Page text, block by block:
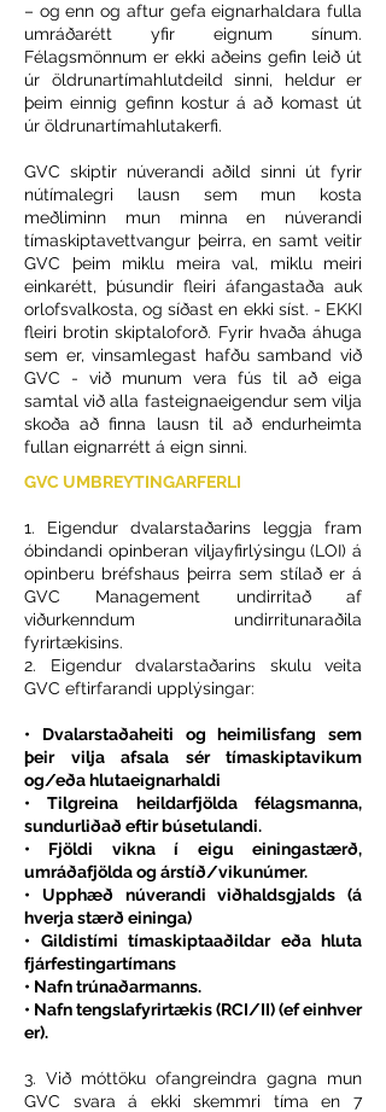
– og enn og aftur gefa eignarhaldara fulla
umráðarétt yfir eignum sínum.
Félagsmönnum er ekki aðeins gefin leið út
úr öldrunartímahlutdeild sinni, heldur er
þeim einnig gefinn kostur á að komast út
úr öldrunartímahlutakerfi.
GVC skiptir núverandi aðild sinni út fyrir
nútímalegri lausn sem mun kosta
meðliminn mun minna en núverandi
tímaskiptavettvangur þeirra, en samt veitir
GVC þeim miklu meira val, miklu meiri
einkarétt, þúsundir fleiri áfangastaða auk
orlofsvalkosta, og síðast en ekki síst. - EKKI
fleiri brotin skiptaloforð. Fyrir hvaða áhuga
sem er, vinsamlegast hafðu samband við
GVC - við munum vera fús til að eiga
samtal við alla fasteignaeigendur sem vilja
skoða að finna lausn til að endurheimta
fullan eignarrétt á eign sinni.
GVC UMBREYTINGARFERLI
1. Eigendur dvalarstaðarins leggja fram
óbindandi opinberan viljayfirlýsingu (LOI) á
opinberu bréfshaus þeirra sem stílað er á
GVC Management undirritað af
viðurkenndum undirritunaraðila
fyrirtækisins.
2. Eigendur dvalarstaðarins skulu veita
GVC eftirfarandi upplýsingar:
• Dvalarstaðaheiti og heimilisfang sem
þeir vilja afsala sér tímaskiptavikum
og/eða hlutaeignarhaldi
• Tilgreina heildarfjölda félagsmanna,
sundurliðað eftir búsetulandi.
• Fjöldi vikna í eigu einingastærð,
umráðafjölda og árstíð/vikunúmer.
• Upphæð núverandi viðhaldsgjalds (á
hverja stærð eininga)
• Gildistími tímaskiptaaðildar eða hluta
fjárfestingartímans
• Nafn trúnaðarmanns.
• Nafn tengslafyrirtækis (RCI/II) (ef einhver
er).
3. Við móttöku ofangreindra gagna mun
GVC svara á ekki skemmri tíma en 7